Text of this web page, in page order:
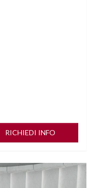
RICHIEDI INFO